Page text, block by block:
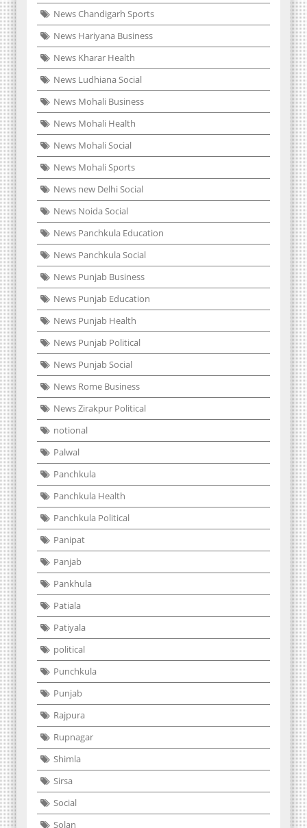
News Chandigarh Sports
News Hariyana Business
News Kharar Health
News Ludhiana Social
News Mohali Business
News Mohali Health
News Mohali Social
News Mohali Sports
News new Delhi Social
News Noida Social
News Panchkula Education
News Panchkula Social
News Punjab Business
News Punjab Education
News Punjab Health
News Punjab Political
News Punjab Social
News Rome Business
News Zirakpur Political
notional
Palwal
Panchkula
Panchkula Health
Panchkula Political
Panipat
Panjab
Pankhula
Patiala
Patiyala
political
Punchkula
Punjab
Rajpura
Rupnagar
Shimla
Sirsa
Social
Solan